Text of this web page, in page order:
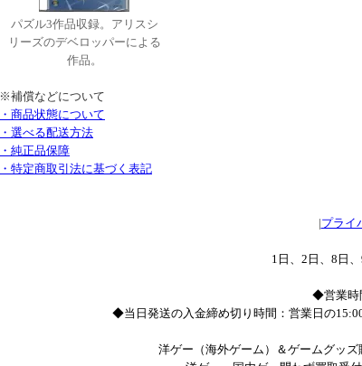
パズル3作品収録。アリスシ
リーズのデベロッパーによる
作品。
※補償などについて
・商品状態について
・選べる配送方法
・純正品保障
・特定商取引法に基づく表記
|プライ
1日、2日、8日
◆営業時
◆当日発送の入金締め切り時間：営業日の
洋ゲー（海外ゲーム）＆ゲームグッ